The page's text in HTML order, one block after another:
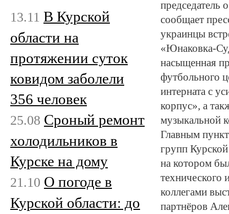
председатель
сообщает
украинцы
«Юнаковка-
насыщенная
футбольного
интерната с
корпус», а
музыкальной
Главным
групп
на котором
технического
коллегами
партнёров
13.11 В Курской
области на
протяжении суток
ковидом заболели
356 человек
25.08 Сроный ремонт
холодильников в
Курске на дому
21.10 О погоде в
Курской области: до